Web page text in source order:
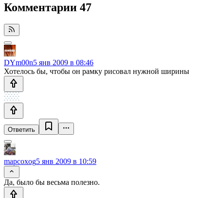
Комментарии 47
DYm00n5 янв 2009 в 08:46
Хотелось бы, чтобы он рамку рисовал нужной ширины
Ответить
mapcoxog5 янв 2009 в 10:59
Да, было бы весьма полезно.